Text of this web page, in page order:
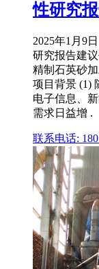
性研究
2025年1月9
研究报告建
精制石英砂
项目背景 (1)
电子信息、
需求日益增 .
联系电话: 180